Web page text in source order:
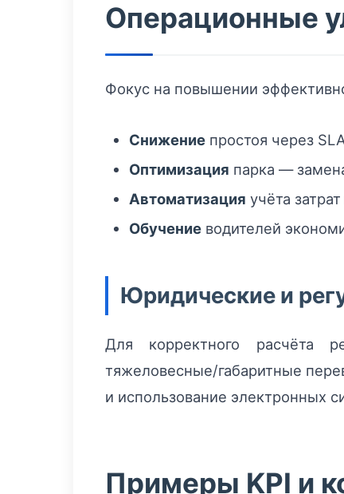
Операционные
Фокус на повышении
Снижение простоя через
Оптимизация парка —
Автоматизация учёта
Обучение водителей
Юридические и
Для корректного расчёта
тяжеловесные/габаритные
и использование электронных
Примеры KPI и